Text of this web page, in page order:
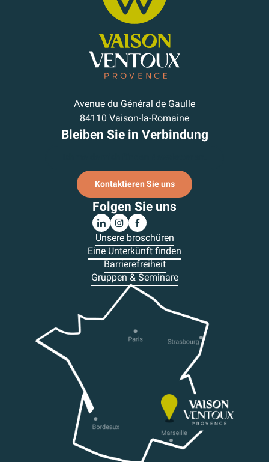
Avenue du Général de Gaulle
84110 Vaison-la-Romaine
Bleiben Sie in Verbindung
Kontaktieren Sie uns
Folgen Sie uns
Unsere broschüren
Eine Unterkünft finden
Barrierefreiheit
Gruppen & Seminare